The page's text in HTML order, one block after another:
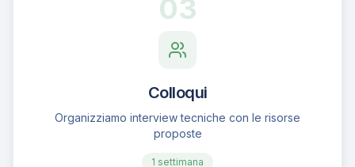
03
Colloqui
Organizziamo interview tecniche con le risorse
proposte
1 settimana